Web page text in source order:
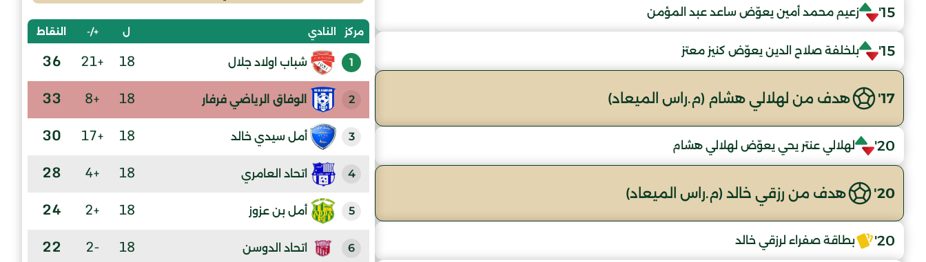
15' زعيم محمد أمين يعوّض ساعد عبد المؤمن
15' بلخلفة صلاح الدين يعوّض كنيز معتز
17' هدف من لهلالي هشام (م.راس الميعاد)
20' لهلالي عنتر يحي يعوّض لهلالي هشام
20' هدف من رزقي خالد (م.راس الميعاد)
20' بطاقة صفراء لرزقي خالد
مركز النادي ل +/- النقاط
1 شباب اولاد جلال 18
+21
36
2 الوفاق الرياضي فرفار 18
+8
33
3 أمل سيدي خالد 18
+17
30
4 اتحاد العامري 18
+4
28
5 أمل بن عزوز 18
+2
24
6 اتحاد الدوسن 18
-2
22